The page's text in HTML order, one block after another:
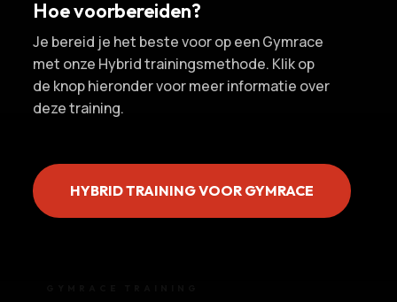
Hoe voorbereiden?
Je bereid je het beste voor op een Gymrace
met onze Hybrid trainingsmethode. Klik op
de knop hieronder voor meer informatie over
deze training.
HYBRID TRAINING VOOR GYMRACE